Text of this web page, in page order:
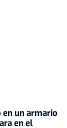
en un armario
en el